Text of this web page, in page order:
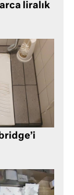
liralık